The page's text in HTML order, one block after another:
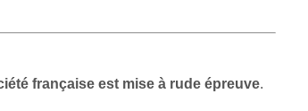
française est mise à rude épreuve.